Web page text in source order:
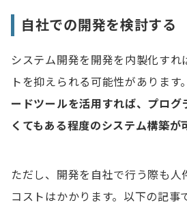
自社での開発を検討する
システム開発を開発を内製化すれ
トを抑えられる可能性があります。
ードツールを活用すれば、プログ
くてもある程度のシステム構築が
ただし、開発を自社で行う際も人
コストはかかります。以下の記事